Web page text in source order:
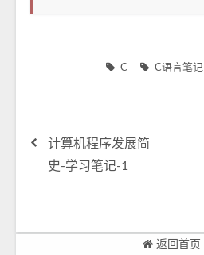
C C语言笔记
计算机程序发展简
史-学习笔记-1
返回首页